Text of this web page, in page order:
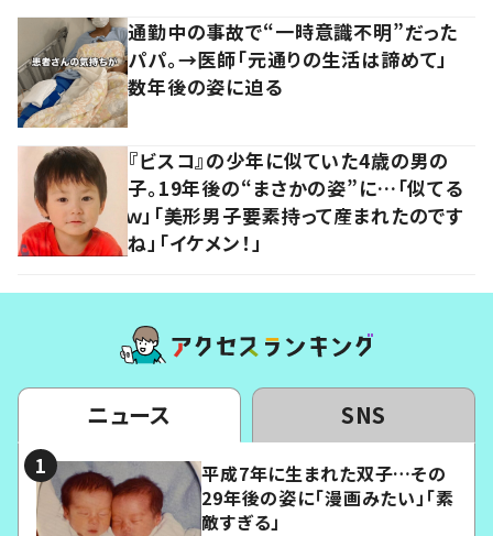
通勤中の事故で“一時意識不明”だった
パパ。→医師「元通りの生活は諦めて」
数年後の姿に迫る
『ビスコ』の少年に似ていた4歳の男の
子。19年後の“まさかの姿”に…「似てる
ｗ」「美形男子要素持って産まれたのです
ね」「イケメン！」
ニュース SNS
平成7年に生まれた双子…その
29年後の姿に「漫画みたい」「素
敵すぎる」